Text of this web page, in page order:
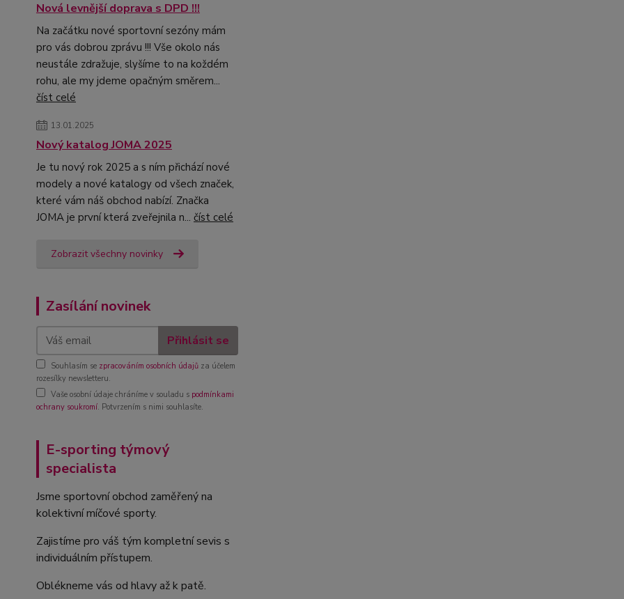
Nová levnější doprava s DPD !!!
Na začátku nové sportovní sezóny mám
pro vás dobrou zprávu !!! Vše okolo nás
neustále zdražuje, slyšíme to na koždém
rohu, ale my jdeme opačným směrem...
číst celé
13.01.2025
Nový katalog JOMA 2025
Je tu nový rok 2025 a s ním přichází nové
modely a nové katalogy od všech značek,
které vám náš obchod nabízí. Značka
JOMA je první která zveřejnila n... číst celé
Zobrazit všechny novinky
Zasílání novinek
Přihlásit se
Souhlasím se zpracováním osobních údajů za účelem
rozesílky newsletteru.
Vaše osobní údaje chráníme v souladu s podmínkami
ochrany soukromí. Potvrzením s nimi souhlasíte.
E-sporting týmový
specialista
Jsme sportovní obchod zaměřený na
kolektivní míčové sporty.
Zajistíme pro váš tým kompletní sevis s
individuálním přístupem.
Oblékneme vás od hlavy až k patě.